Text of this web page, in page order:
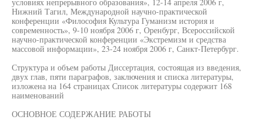
Нижний Тагил, Международной научно-практической
конференции «Философия Культура Гуманизм история и
современность», 9-10 ноября 2006 г, Оренбург, Всероссийской
научно-практической конференции «Экстремизм и средства
массовой информации», 23-24 ноября 2006 г, Санкт-Петербург.
Структура и объем работы Диссертация, состоящая из введения,
двух глав, пяти параграфов, заключения и списка литературы,
изложена на 164 страницах Список литературы содержит 168
наименований
ОСНОВНОЕ СОДЕРЖАНИЕ РАБОТЫ